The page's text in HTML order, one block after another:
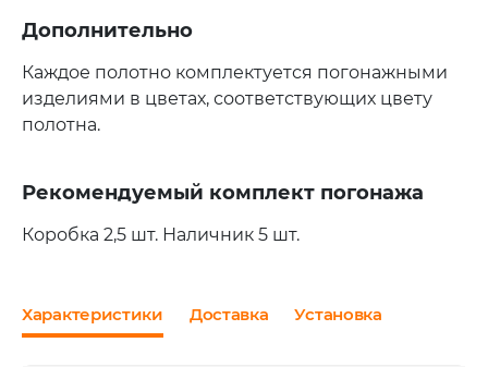
Дополнительно
Каждое полотно комплектуется погонажными
изделиями в цветах, соответствующих цвету
полотна.
Рекомендуемый комплект погонажа
Коробка 2,5 шт. Наличник 5 шт.
Характеристики Доставка Установка